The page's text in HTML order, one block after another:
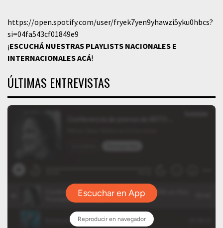
https://open.spotify.com/user/fryek7yen9yhawzi5yku0hbcs?
si=04fa543cf01849e9
¡ESCUCHÁ NUESTRAS PLAYLISTS NACIONALES E
INTERNACIONALESACÁ!
ÚLTIMAS ENTREVISTAS